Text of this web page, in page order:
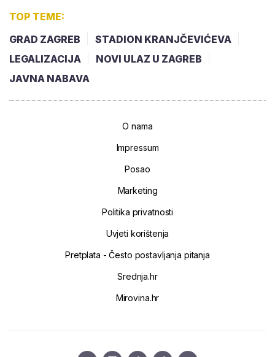
TOP TEME:
GRAD ZAGREB
STADION KRANJČEVIĆEVA
LEGALIZACIJA
NOVI ULAZ U ZAGREB
JAVNA NABAVA
O nama
Impressum
Posao
Marketing
Politika privatnosti
Uvjeti korištenja
Pretplata - Često postavljanja pitanja
Srednja.hr
Mirovina.hr